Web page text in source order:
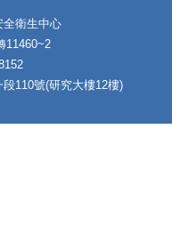
全衛生中心
11460~2
110號(研究大樓12樓)